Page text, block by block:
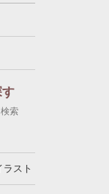
索
スト